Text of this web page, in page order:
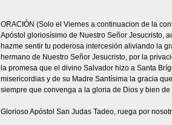
ORACIÓN (Solo el Viernes a continuacion de la
Apóstol gloriosísimo de Nuestro Señor Jesucristo,
hazme sentir tu poderosa intercesión aliviando la
hermano de Nuestro Señor Jesucristo, por la
la promesa que el divino Salvador hizo a Santa
misericordias y de su Madre Santísima la gracia
siempre que convenga a la gloria de Dios y bien de
Glorioso Apóstol San Judas Tadeo, ruega por